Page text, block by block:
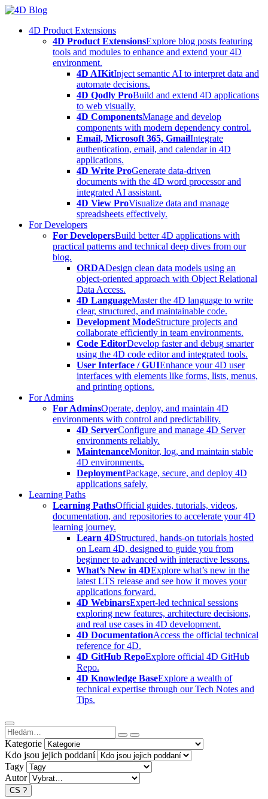
Skip
content4D Product Extensions
4D Product ExtensionsExplore blog posts featuring
tools and modules to enhance and extend your 4D
environment.
4D AIKitInject semantic AI to interpret data and
automate decisions.
4D Qodly ProBuild and extend 4D applications
to web visually.
4D ComponentsManage and develop
components with modern dependency control.
Email, Microsoft 365, GmailIntegrate
authentication, email, and calendar in 4D
applications.
4D Write ProGenerate data-driven
documents with the 4D word processor and
integrated AI assistant.
4D View ProVisualize data and manage
spreadsheets effectively.
For Developers
For DevelopersBuild better 4D applications with
practical patterns and technical deep dives from our
blog.
ORDADesign clean data models using an
object-oriented approach with Object Relational
Data Access.
4D LanguageMaster the 4D language to write
clear, structured, and maintainable code.
Development ModeStructure projects and
collaborate efficiently in team environments.
Code EditorDevelop faster and debug smarter
using the 4D code editor and integrated tools.
User Interface / GUIEnhance your 4D user
interfaces with elements like forms, lists, menus,
and printing options.
For Admins
For AdminsOperate, deploy, and maintain 4D
environments with control and predictability.
4D ServerConfigure and manage 4D Server
environments reliably.
MaintenanceMonitor, log, and maintain stable
4D environments.
DeploymentPackage, secure, and deploy 4D
applications safely.
Learning Paths
Learning PathsOfficial guides, tutorials, videos,
documentation, and repositories to accelerate your 4D
learning journey.
Learn 4DStructured, hands-on tutorials hosted
on Learn 4D, designed to guide you from
beginner to advanced with interactive lessons.
What’s New in 4DExplore what’s new in the
latest LTS release and see how it moves your
applications forward.
4D WebinarsExpert-led technical sessions
exploring new features, architecture decisions,
and real use cases in 4D development.
4D DocumentationAccess the official technical
reference for 4D.
4D GitHub RepoExplore official 4D GitHub
Repo.
4D Knowledge BaseExplore a wealth of
technical expertise through our Tech Notes and
Tips.
Kategorie
Kdo jsou jejich poddaní
Tagy
Autor
CS ?